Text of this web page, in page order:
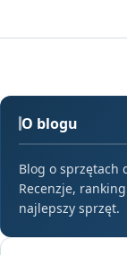
O blogu
Blog o sprzętach
Recenzje,
najlepszy sprzęt.